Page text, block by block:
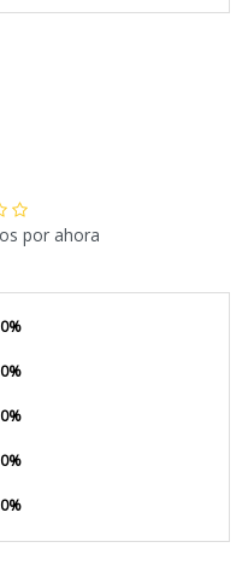
por ahora
0%
0%
0%
0%
0%